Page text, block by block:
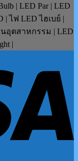
| LED Par | LED
ไฟ LED ไฮเบย์ |
อุตสาหกรรม | LED
|